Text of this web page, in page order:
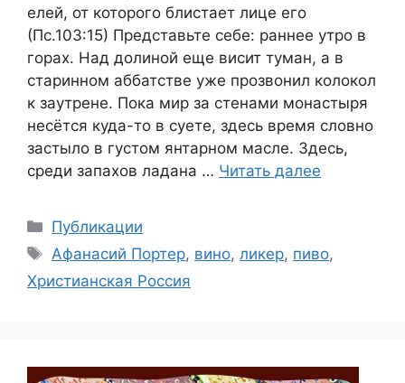
елей, от которого блистает лице его
(Пс.103:15) Представьте себе: раннее утро в
горах. Над долиной еще висит туман, а в
старинном аббатстве уже прозвонил колокол
к заутрене. Пока мир за стенами монастыря
несётся куда-то в суете, здесь время словно
застыло в густом янтарном масле. Здесь,
среди запахов ладана … Читать далее
Рубрики
Публикации
Метки
Афанасий Портер, вино,ликер, пиво,
Христианская Россия